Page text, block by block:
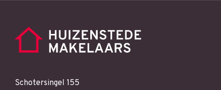
Schotersingel 155